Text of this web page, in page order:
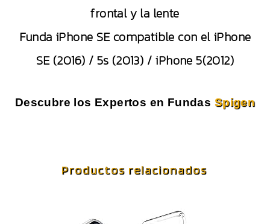
frontal y la lente
Funda iPhone SE compatible con el iPhone
SE (2016) / 5s (2013) / iPhone 5(2012)
Descubre los Expertos en Fundas Spigen
Productos relacionados